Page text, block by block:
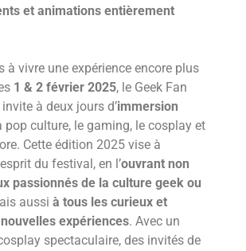
et animations entièrement
à vivre une expérience encore plus
1 & 2 février 2025, le Geek Fan
à deux jours d’immersion
culture, le gaming, le cosplay et
Cette édition 2025 vise à
du festival, en l’ouvrant non
passionnés de la culture geek ou
aussi à tous les curieux et
expériences. Avec un
spectaculaire, des invités de